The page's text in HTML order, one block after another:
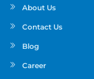
About Us
Contact Us
Blog
Career